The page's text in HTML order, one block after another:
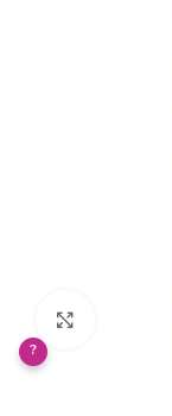
?